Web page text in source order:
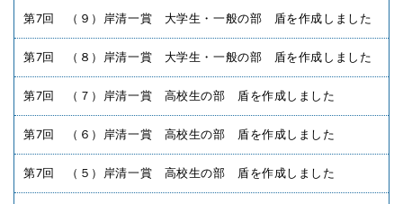
第7回 （９）岸清一賞 大学生・一般の部 盾を作成しました
第7回 （８）岸清一賞 大学生・一般の部 盾を作成しました
第7回 （７）岸清一賞 高校生の部 盾を作成しました
第7回 （６）岸清一賞 高校生の部 盾を作成しました
第7回 （５）岸清一賞 高校生の部 盾を作成しました